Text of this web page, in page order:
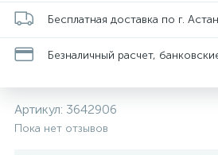
Бесплатная доставка по г.
Безналичный расчет,
Артикул: 3642906
Пока нет отзывов